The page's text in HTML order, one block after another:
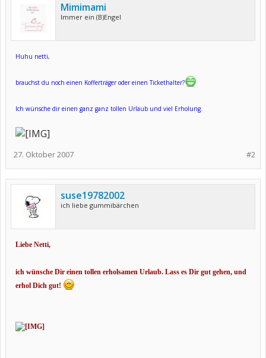
Mimimami
Immer ein (B)Engel
Huhu netti,
brauchst du noch einen Kofferträger oder einen Tickethalter?
Ich wünsche dir einen ganz ganz tollen Urlaub und viel Erholung.
#2
27. Oktober 2007
suse19782002
ich liebe gummibärchen
Liebe Netti,
ich wünsche Dir einen tollen erholsamen Urlaub. Lass es Dir gut gehen, und
erhol Dich gut!